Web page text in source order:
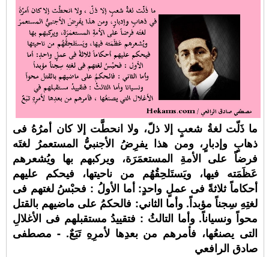
ما ذَلّت لغةُ شعبٍ إلا ذلّ، ولا انحطَّت إلا كان أمرُهُ فى
ذهابٍ وإدبارٍ، ومن هذا يفرِضُ الأجنبيُّ المستعمرُ لغتَه
فرضاً على الأمةِ المستعمَرَة، ويركبهم بها ويُشعرهم
عَظَمَته فيها، ويَستَلحِقُهُم من ناحيتها، فيحكم عليهم
أحكاماً ثلاثةً فى عملٍ واحدٍ: أما الأولُ : فحبْسُ لغتهم فى
لغتِهِ سِجناً مؤبداً. وأما الثاني: فالحكمُ على ماضيهم بالقتل
محواً ونسياناً. وأما التالثُ : فتقييدُ مستقبلهم فى الأغلالِ
التى يصنعُها، فأمرهم من بعدِها لأمرِهِ تَبَعٌ. - مصطفى
صادق الرافعي